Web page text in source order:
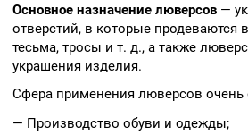
Основное назначение люверсов —
отверстий, в которые продеваются
тесьма, тросы и т. д., а также
украшения изделия.
Сфера применения люверсов очень
— Производство обуви и одежды;